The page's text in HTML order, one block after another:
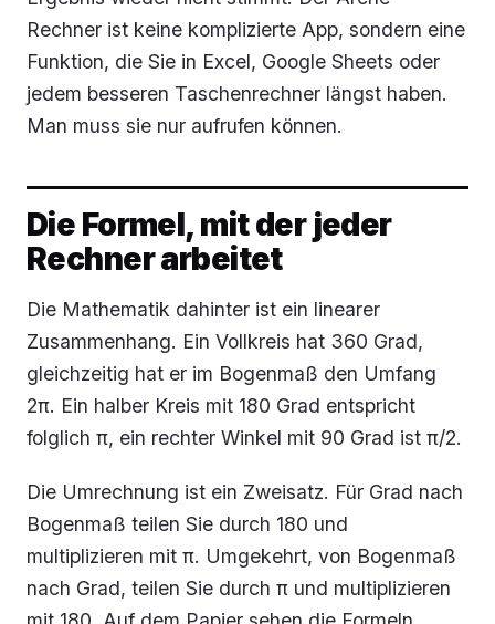
Rechner ist keine komplizierte App, sondern eine
Funktion, die Sie in Excel, Google Sheets oder
jedem besseren Taschenrechner längst haben.
Man muss sie nur aufrufen können.
Die Formel, mit der jeder
Rechner arbeitet
Die Mathematik dahinter ist ein linearer
Zusammenhang. Ein Vollkreis hat 360 Grad,
gleichzeitig hat er im Bogenmaß den Umfang
2π. Ein halber Kreis mit 180 Grad entspricht
folglich π, ein rechter Winkel mit 90 Grad ist π/2.
Die Umrechnung ist ein Zweisatz. Für Grad nach
Bogenmaß teilen Sie durch 180 und
multiplizieren mit π. Umgekehrt, von Bogenmaß
nach Grad, teilen Sie durch π und multiplizieren